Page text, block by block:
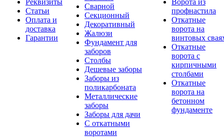
Статьи
Оплата и
доставка
Гарантии
Сварной
Секционный
Декоративный
Жалюзи
Фундамент для
заборов
Столбы
Дешевые заборы
Заборы из
поликарбоната
Металлические
заборы
Заборы для дачи
С откатными
воротами
профнастила
Откатные
ворота на
винтовых
Откатные
ворота с
кирпичными
столбами
Откатные
ворота на
бетонном
фундаменте